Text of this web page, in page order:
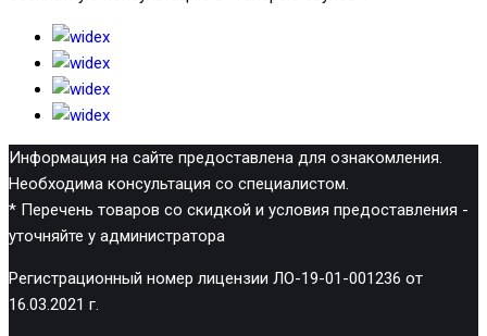
Информация на сайте предоставлена для ознакомления.
Необходима консультация со специалистом.
* Перечень товаров со скидкой и условия предоставления -
уточняйте у администратора
Регистрационный номер лицензии ЛО-19-01-001236 от
16.03.2021 г.